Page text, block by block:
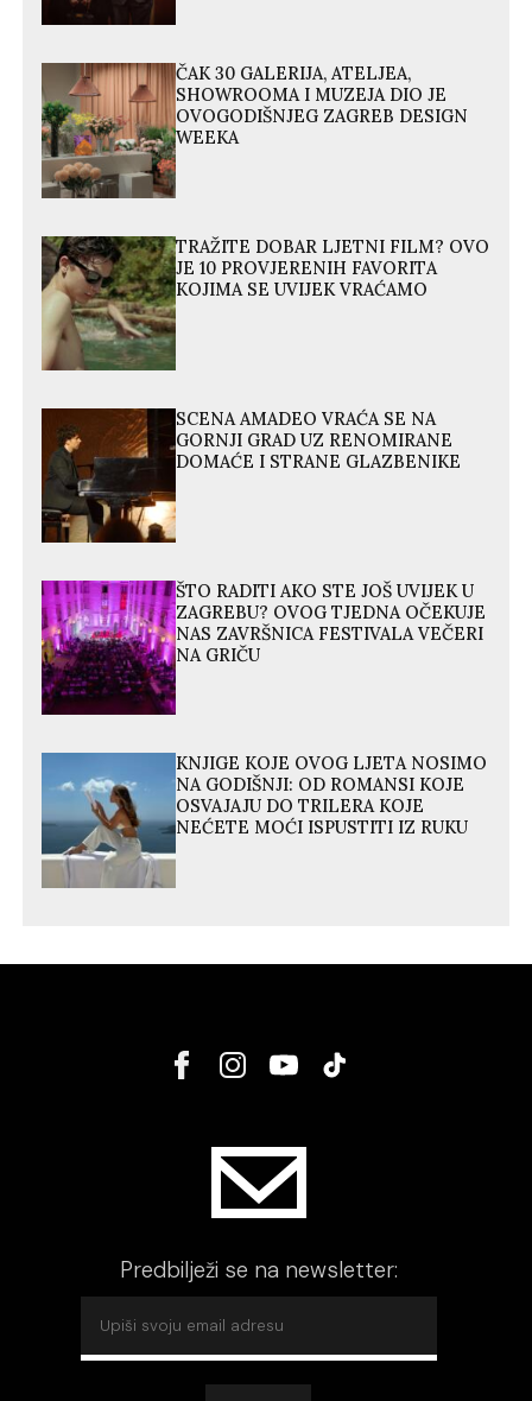
ČAK 30 GALERIJA, ATELJEA,
SHOWROOMA I MUZEJA DIO JE
OVOGODIŠNJEG ZAGREB DESIGN
WEEKA
TRAŽITE DOBAR LJETNI FILM? OVO
JE 10 PROVJERENIH FAVORITA
KOJIMA SE UVIJEK VRAĆAMO
SCENA AMADEO VRAĆA SE NA
GORNJI GRAD UZ RENOMIRANE
DOMAĆE I STRANE GLAZBENIKE
ŠTO RADITI AKO STE JOŠ UVIJEK U
ZAGREBU? OVOG TJEDNA OČEKUJE
NAS ZAVRŠNICA FESTIVALA VEČERI
NA GRIČU
KNJIGE KOJE OVOG LJETA NOSIMO
NA GODIŠNJI: OD ROMANSI KOJE
OSVAJAJU DO TRILERA KOJE
NEĆETE MOĆI ISPUSTITI IZ RUKU
Predbilježi se na newsletter: